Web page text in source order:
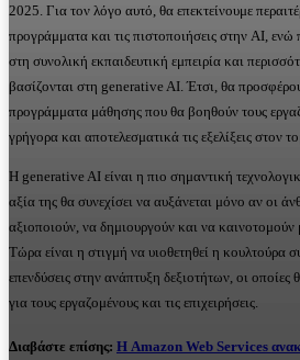
2025. Για τον λόγο αυτό, θα επεκτείνουμε
προγράμματα και τις πιστοποιήσεις στην AI,
στη συνολική εκπαιδευτική εμπειρία και
βασίζονται στη generative AI. Έτσι, θα
προγράμματα μάθησης που θα βοηθούν τους
γρήγορα και αποτελεσματικά τις εξελίξεις στον
Η generative AI είναι η πιο σημαντική
αξία της θα συνεχίσει να αυξάνεται μόνο αν οι
αξιοποιούν, να δημιουργούν και να καινοτομούν
Τώρα είναι η στιγμή να υιοθετηθεί η κουλτούρα
επενδύσεις στην ανάπτυξη δεξιοτήτων, οι οποίες
για τους εργαζομένους και τις επιχειρήσεις.
Διαβάστε επίσης: Η Amazon Web Services